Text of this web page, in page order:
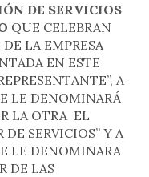
DE SERVICIOS
QUE CELEBRAN
LA EMPRESA
EN ESTE
A
LE DENOMINARÁ
LA OTRA EL
DE SERVICIOS” Y A
LE DENOMINARA
DE LAS